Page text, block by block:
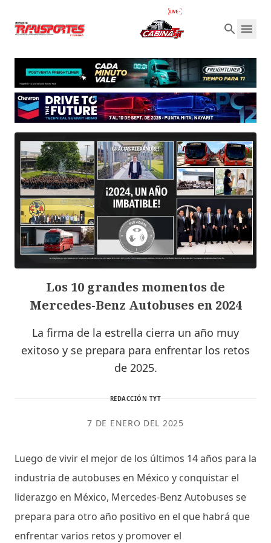
Los 10 grandes momentos de
Mercedes-Benz Autobuses en 2024
La firma de la estrella cierra un año muy
exitoso y se prepara para enfrentar los retos
de 2025.
REDACCIÓN TYT
7 DE ENERO DEL 2025
Luego de vivir el mejor de los últimos 14 años para la
industria de autobuses en México y conquistar el
liderazgo en México, Mercedes-Benz Autobuses se
prepara para otro año positivo en el que habrá que
enfrentar varios retos y promover el